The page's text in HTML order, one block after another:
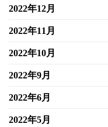
2022年12月
2022年11月
2022年10月
2022年9月
2022年6月
2022年5月